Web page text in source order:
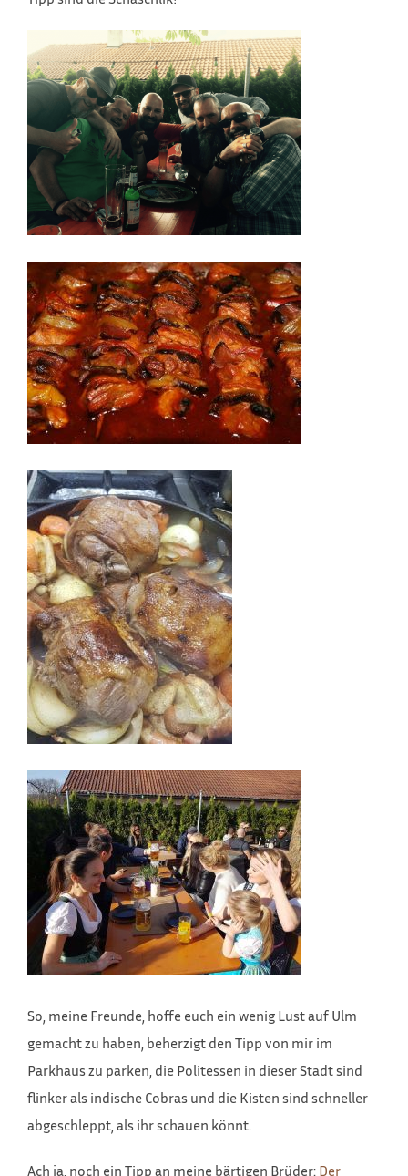
So, meine Freunde, hoffe euch ein wenig Lust auf Ulm
gemacht zu haben, beherzigt den Tipp von mir im
Parkhaus zu parken, die Politessen in dieser Stadt sind
flinker als indische Cobras und die Kisten sind schneller
abgeschleppt, als ihr schauen könnt.
Ach ja, noch ein Tipp an meine bärtigen Brüder: Der